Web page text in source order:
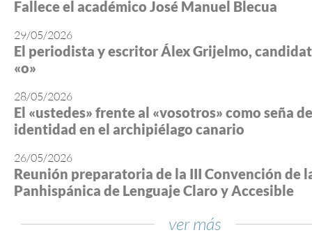
Fallece el académico José Manuel Blecua
29/05/2026
El periodista y escritor Álex Grijelmo,
«o»
28/05/2026
El «ustedes» frente al «vosotros» como seña de
identidad en el archipiélago canario
26/05/2026
Reunión preparatoria de la III Convención de
Panhispánica de Lenguaje Claro y Accesible
ver más